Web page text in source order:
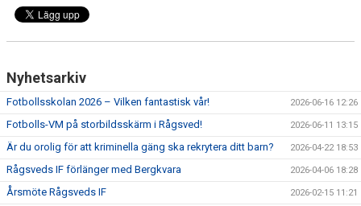
Nyhetsarkiv
Fotbollsskolan 2026 – Vilken fantastisk vår! 2026-06-16 12:26
Fotbolls-VM på storbildsskärm i Rågsved! 2026-06-11 13:15
Är du orolig för att kriminella gäng ska rekrytera ditt barn? 2026-04-22 18:53
Rågsveds IF förlänger med Bergkvara 2026-04-06 18:28
Årsmöte Rågsveds IF 2026-02-15 11:21